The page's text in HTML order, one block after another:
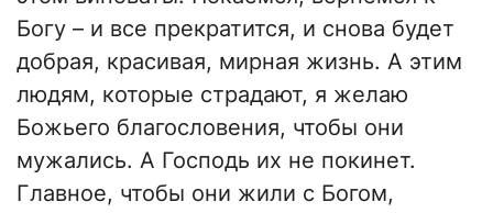
Богу – и все прекратится, и снова будет
добрая, красивая, мирная жизнь. А этим
людям, которые страдают, я желаю
Божьего благословения, чтобы они
мужались. А Господь их не покинет.
Главное, чтобы они жили с Богом,